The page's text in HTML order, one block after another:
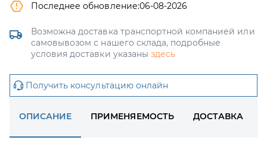
Последнее обновление:06-08-2026
Возможна доставка транспортной компанией или
самовывозом с нашего склада, подробные
условия доставки указаны здесь
Получить консультацию онлайн
ОПИСАНИЕ ПРИМЕНЯЕМОСТЬ ДОСТАВКА